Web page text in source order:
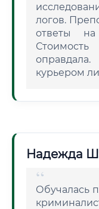
логов.
ответы на
курьером
Надежда
Обучалась